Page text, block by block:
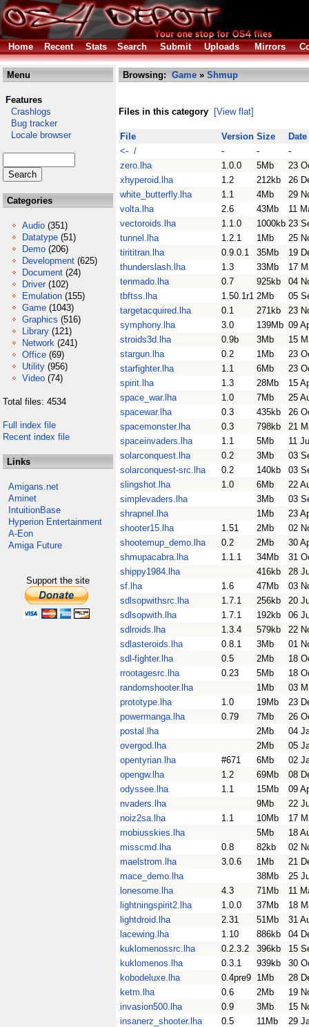
Home Recent Stats Search Submit Uploads Mirrors
Menu
Features
Crashlogs
Bug tracker
Locale browser
Categories
Audio (351)
Datatype (51)
Demo (206)
Development (625)
Document (24)
Driver (102)
Emulation (155)
Game (1043)
Graphics (516)
Library (121)
Network (241)
Office (69)
Utility (956)
Video (74)
Total files: 4534
Full index file
Recent index file
Links
Amigans.net
Aminet
IntuitionBase
Hyperion Entertainment
A-Eon
Amiga Future
Support the site
Browsing: Game » Shmup
Files in this category [View flat]
File Version Size
Date
<- /
- -
-
zero.lha
1.0.0 5Mb
23
xhyperoid.lha
1.2 212kb
26
white_butterfly.lha
1.1 4Mb
29
volta.lha
2.6 43Mb
11
vectoroids.lha
1.1.0 1000kb 23
tunnel.lha
1.2.1 1Mb
25
tirititran.lha
0.9.0.1 35Mb
19
thunderslash.lha
1.3 33Mb
17
tenmado.lha
0.7 925kb
04
tbftss.lha
1.50.1r1 2Mb
05
targetacquired.lha
0.1 271kb
23
symphony.lha
3.0 139Mb 09
stroids3d.lha
0.9b 3Mb
15
stargun.lha
0.2 1Mb
23
starfighter.lha
1.1 6Mb
23
spirit.lha
1.3 28Mb
15
space_war.lha
1.0 7Mb
25
spacewar.lha
0.3 435kb
26
spacemonster.lha
0.3 798kb
21
spaceinvaders.lha
1.1 5Mb
11
solarconquest.lha
0.2 3Mb
03
solarconquest-src.lha
0.2 140kb
03
slingshot.lha
1.0 6Mb
22
simplevaders.lha
3Mb
03
shrapnel.lha
1Mb
23
shooter15.lha
1.51 2Mb
02
shootemup_demo.lha
0.2 2Mb
30
shmupacabra.lha
1.1.1 34Mb
31
shippy1984.lha
416kb
28
sf.lha
1.6 47Mb
03
sdlsopwithsrc.lha
1.7.1 256kb
20
sdlsopwith.lha
1.7.1 192kb
06
sdlroids.lha
1.3.4 579kb
22
sdlasteroids.lha
0.8.1 3Mb
01
sdl-fighter.lha
0.5 2Mb
18
rrootagesrc.lha
0.23 5Mb
18
randomshooter.lha
1Mb
03
prototype.lha
1.0 19Mb
23
powermanga.lha
0.79 7Mb
26
postal.lha
2Mb
04
overgod.lha
2Mb
05
opentyrian.lha
#671 6Mb
02
opengw.lha
1.2 69Mb
08
odyssee.lha
1.1 15Mb
09
nvaders.lha
9Mb
22
noiz2sa.lha
1.1 10Mb
17
mobiusskies.lha
5Mb
18
misscmd.lha
0.8 82kb
02
maelstrom.lha
3.0.6 1Mb
21
mace_demo.lha
38Mb
25
lonesome.lha
4.3 71Mb
11
lightningspirit2.lha
1.0.0 37Mb
18
lightdroid.lha
2.31 51Mb
31
lacewing.lha
1.10 886kb
04
kuklomenossrc.lha
0.2.3.2 396kb
15
kuklomenos.lha
0.3.1 939kb
30
kobodeluxe.lha
0.4pre9 1Mb
28
ketm.lha
0.6 2Mb
19
invasion500.lha
0.9 3Mb
15
insanerz_shooter.lha
0.5 11Mb
29